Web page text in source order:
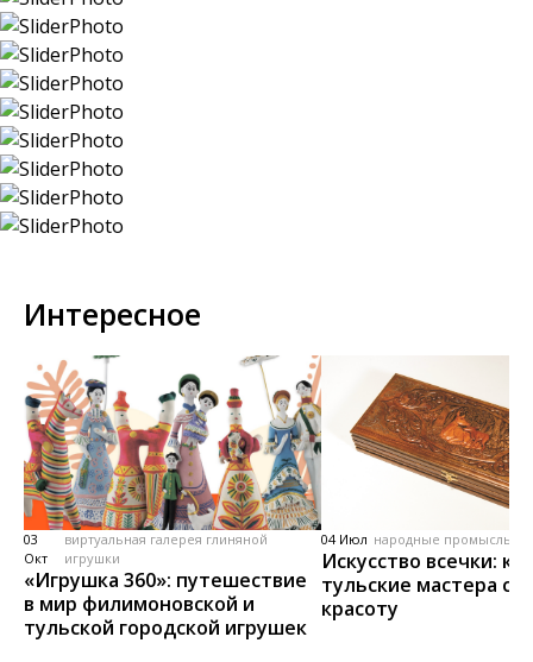
Интересное
03
Окт
виртуальная галерея глиняной
игрушки
«Игрушка 360»: путешествие
в мир филимоновской и
тульской городской игрушек
04 Июл народные промыслы,
Искусство всечки: как
тульские мастера
красоту